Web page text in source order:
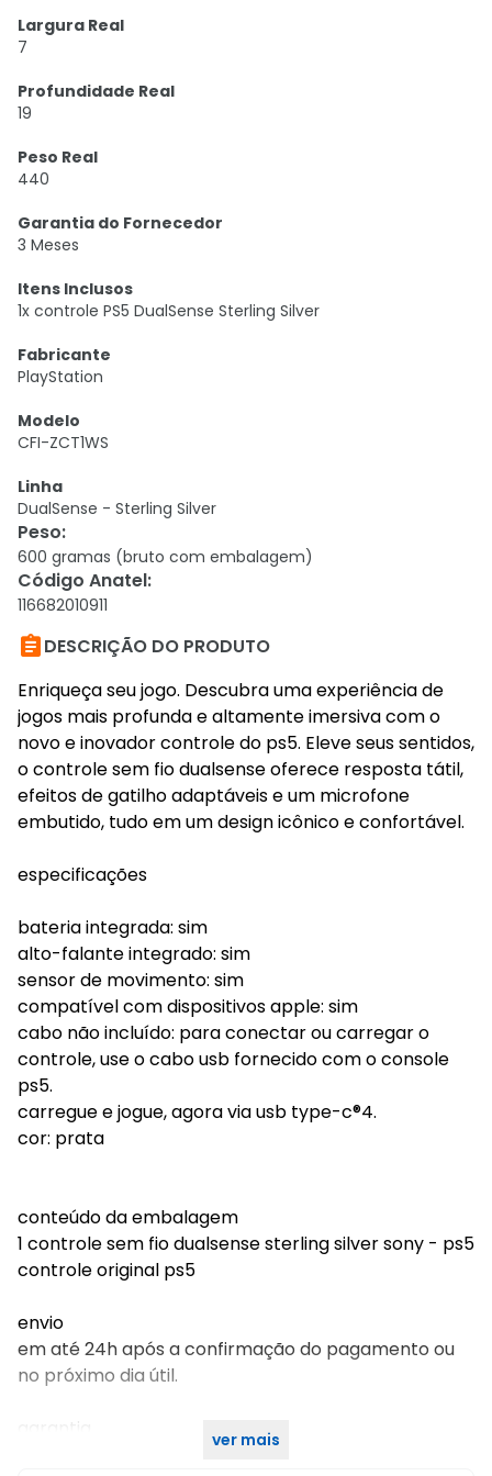
Largura Real
7
Profundidade Real
19
Peso Real
440
Garantia do Fornecedor
3 Meses
Itens Inclusos
1x controle PS5 DualSense Sterling Silver
Fabricante
PlayStation
Modelo
CFI-ZCT1WS
Linha
DualSense - Sterling Silver
Peso:
600 gramas (bruto com embalagem)
Código Anatel:
116682010911
DESCRIÇÃO DO PRODUTO
Enriqueça seu jogo. Descubra uma experiência de
jogos mais profunda e altamente imersiva com o
novo e inovador controle do ps5. Eleve seus sentidos,
o controle sem fio dualsense oferece resposta tátil,
efeitos de gatilho adaptáveis e um microfone
embutido, tudo em um design icônico e confortável.
especificações
bateria integrada: sim
alto-falante integrado: sim
sensor de movimento: sim
compatível com dispositivos apple: sim
cabo não incluído: para conectar ou carregar o
controle, use o cabo usb fornecido com o console
ps5.
carregue e jogue, agora via usb type-c®4.
cor: prata
conteúdo da embalagem
1 controle sem fio dualsense sterling silver sony - ps5
controle original ps5
envio
em até 24h após a confirmação do pagamento ou
no próximo dia útil.
ver mais